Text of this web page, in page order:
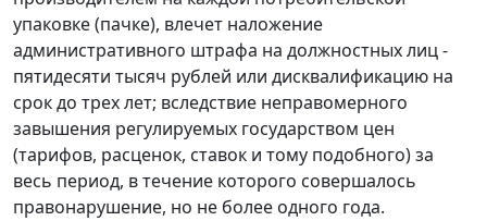
упаковке (пачке), влечет наложение
административного штрафа на должностных лиц -
пятидесяти тысяч рублей или дисквалификацию на
срок до трех лет; вследствие неправомерного
завышения регулируемых государством цен
(тарифов, расценок, ставок и тому подобного) за
весь период, в течение которого совершалось
правонарушение, но не более одного года.